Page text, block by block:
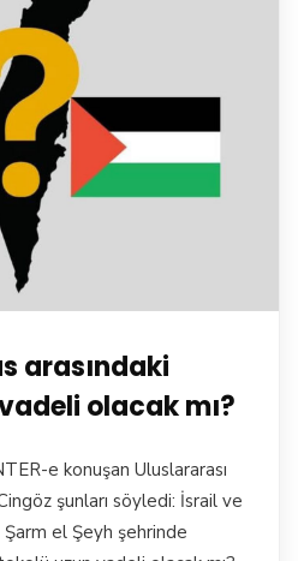
arasındaki
olacak mı?
e konuşan Uluslararası
şunları söyledi: İsrail ve
Şarm el Şeyh şehrinde